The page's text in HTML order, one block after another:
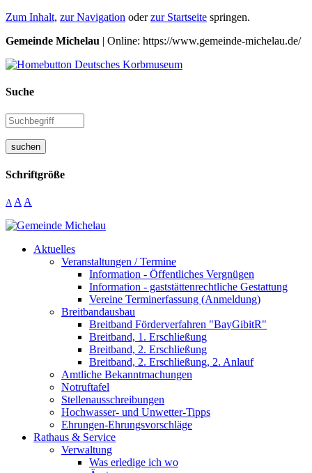
Zum Inhalt, zur Navigation oderzur Startseite springen.
Gemeinde Michelau | Online: https://www.gemeinde-michelau.de/
Suche
suchen
Schriftgröße
A A A
Aktuelles
Veranstaltungen / Termine
Information - Öffentliches Vergnügen
Information - gaststättenrechtliche Gestattung
Vereine Terminerfassung (Anmeldung)
Breitbandausbau
Breitband Förderverfahren "BayGibitR"
Breitband, 1. Erschließung
Breitband, 2. Erschließung
Breitband, 2. Erschließung, 2. Anlauf
Amtliche Bekanntmachungen
Notruftafel
Stellenausschreibungen
Hochwasser- und Unwetter-Tipps
Ehrungen-Ehrungsvorschläge
Rathaus & Service
Verwaltung
Was erledige ich wo